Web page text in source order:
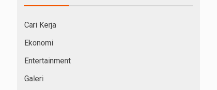
Cari Kerja
Ekonomi
Entertainment
Galeri